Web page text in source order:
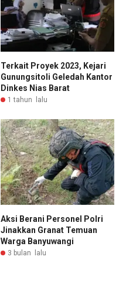
Terkait Proyek 2023, Kejari
Gunungsitoli Geledah Kantor
Dinkes Nias Barat
1 tahun lalu
Aksi Berani Personel Polri
Jinakkan Granat Temuan
Warga Banyuwangi
3 bulan lalu